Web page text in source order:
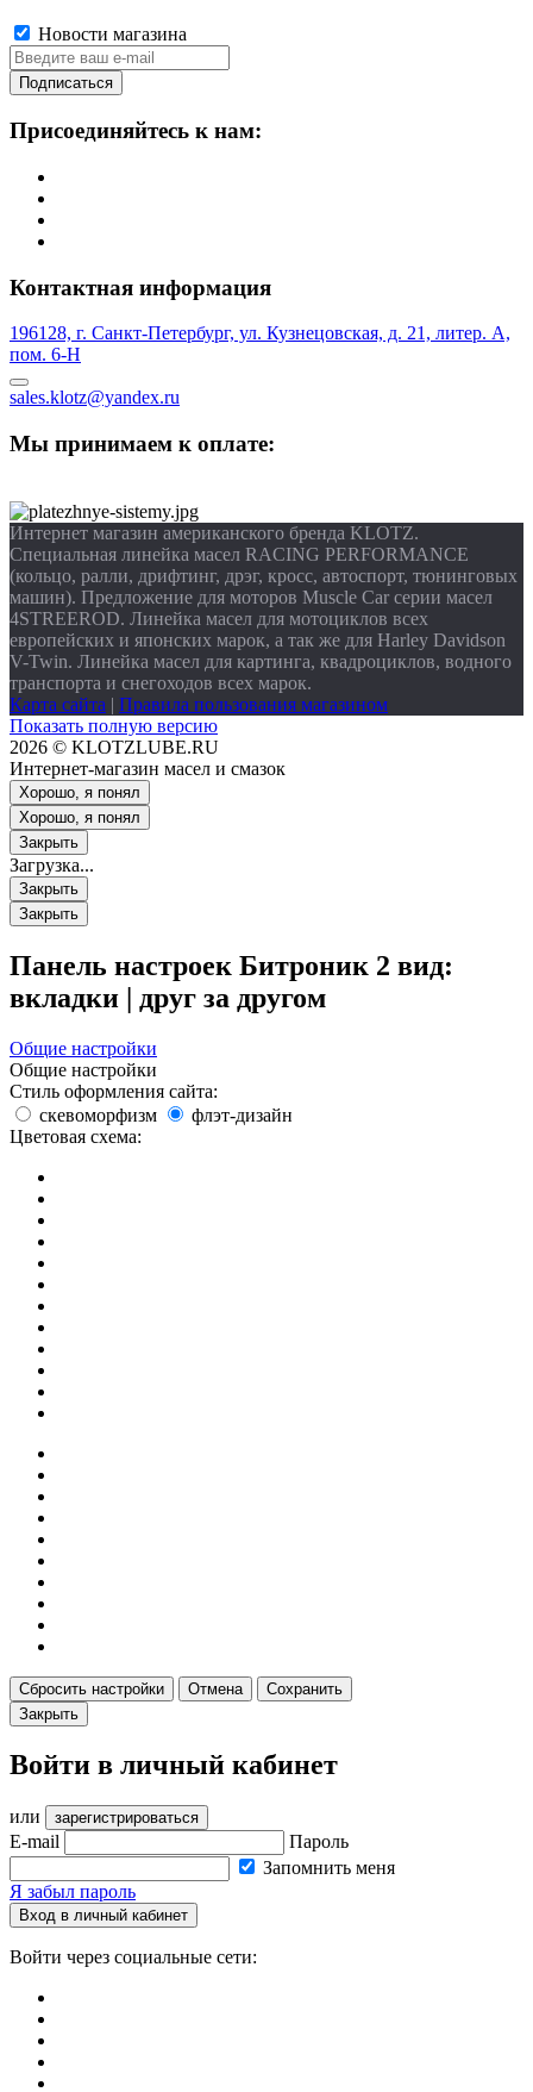
Новости магазина
Подписаться
Присоединяйтесь к нам:
Контактная информация
196128, г. Санкт-Петербург, ул. Кузнецовская, д. 21, литер. А,
пом. 6-Н
sales.klotz@yandex.ru
Мы принимаем к оплате:
Интернет магазин американского бренда KLOTZ.
Специальная линейка масел RACING PERFORMANCE
(кольцо, ралли, дрифтинг, дрэг, кросс, автоспорт, тюнинговых
машин). Предложение для моторов Muscle Car серии масел
4STREEROD. Линейка масел для мотоциклов всех
европейских и японских марок, а так же для Harley Davidson
V-Twin. Линейка масел для картинга, квадроциклов, водного
транспорта и снегоходов всех марок.
Карта сайта | Правила пользования магазином
Показать полную версию
2026 © KLOTZLUBE.RU
Интернет-магазин масел и смазок
Хорошо, я понял
Хорошо, я понял
Закрыть
Загрузка...
Закрыть
Закрыть
Панель настроек Битроник 2 вид:
вкладки | друг за другом
Общие настройки
Общие настройки
Стиль оформления сайта:
скевоморфизм
флэт-дизайн
Цветовая схема:
Сбросить настройки Отмена
Сохранить
Закрыть
Войти в личный кабинет
или зарегистрироваться
E-mail
Пароль
Запомнить меня
Я забыл пароль
Вход в личный кабинет
Войти через социальные сети: